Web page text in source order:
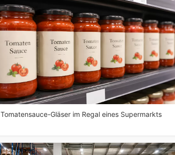
Tomatensauce-Gläser im Regal eines Supermarkts